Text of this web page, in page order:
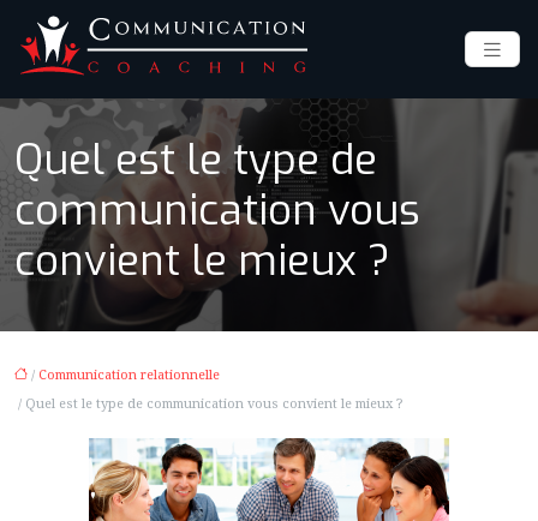
Quel est le type de
communication vous
convient le mieux ?
/ Communication relationnelle
/ Quel est le type de communication vous convient le mieux ?